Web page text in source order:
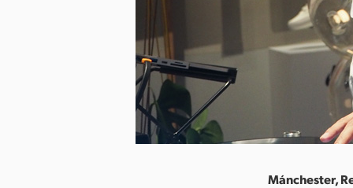
Mánchester,